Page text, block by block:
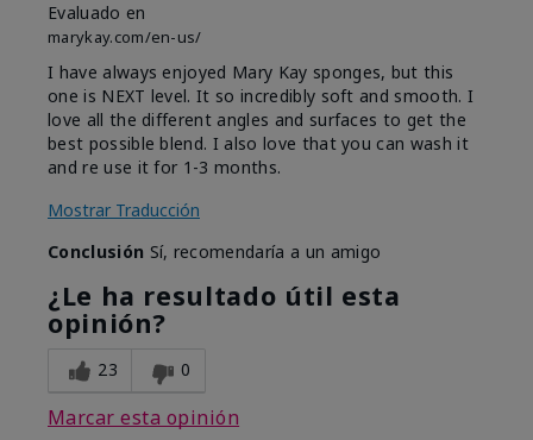
Evaluado en
marykay.com/en-us/
I have always enjoyed Mary Kay sponges, but this
one is NEXT level. It so incredibly soft and smooth. I
love all the different angles and surfaces to get the
best possible blend. I also love that you can wash it
and re use it for 1-3 months.
Mostrar Traducción
Conclusión Sí, recomendaría a un amigo
¿Le ha resultado útil esta
opinión?
23 0
Marcar esta opinión